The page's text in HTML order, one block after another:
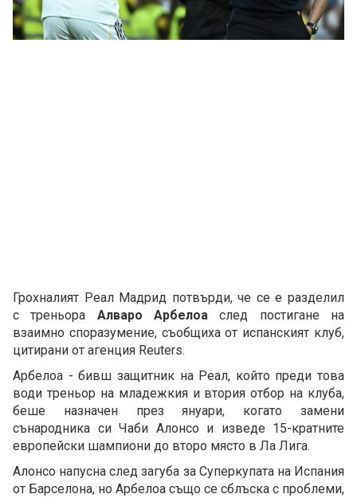
Грохналият Реал Мадрид потвърди, че се е разделил
с треньора Алваро Арбелоаслед постигане на
взаимно споразумение, съобщиха от испанският клуб,
цитирани от агенция Reuters.
Арбелоа - бивш защитник на Реал, който преди това
води треньор на младежкия и втория отбор на клуба,
беше назначен през януари, когато замени
сънародника си Чаби Алонсо и изведе 15-кратните
европейски шампиони до второ място в Ла Лига.
Алонсо напусна след загуба за Суперкупата на Испания
от Барселона, но Арбелоа също се сблъска с проблеми,